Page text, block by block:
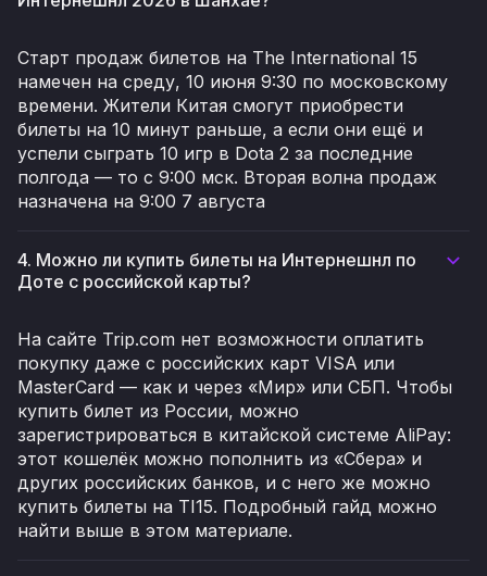
Старт продаж билетов на The International 15
намечен на среду, 10 июня 9:30 по московскому
времени. Жители Китая смогут приобрести
билеты на 10 минут раньше, а если они ещё и
успели сыграть 10 игр в Dota 2 за последние
полгода — то с 9:00 мск. Вторая волна продаж
назначена на 9:00 7 августа
4. Можно ли купить билеты на Интернешнл по
Доте с российской карты?
На сайте Trip.com нет возможности оплатить
покупку даже с российских карт VISA или
MasterCard — как и через «Мир» или СБП. Чтобы
купить билет из России, можно
зарегистрироваться в китайской системе AliPay:
этот кошелёк можно пополнить из «Сбера» и
других российских банков, и с него же можно
купить билеты на TI15. Подробный гайд можно
найти выше в этом материале.